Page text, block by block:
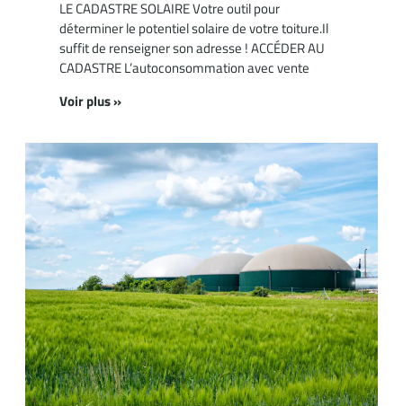
LE CADASTRE SOLAIRE Votre outil pour
déterminer le potentiel solaire de votre toiture.Il
suffit de renseigner son adresse ! ACCÉDER AU
CADASTRE L’autoconsommation avec vente
Voir plus »